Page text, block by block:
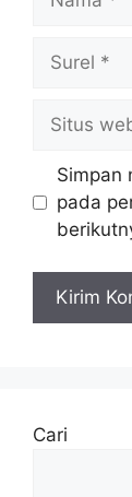
Surel
Situs
web
Simpan
pada
Cari